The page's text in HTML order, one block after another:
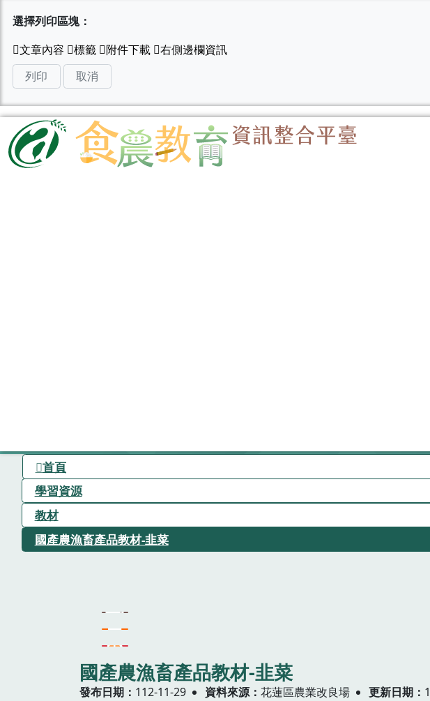
選擇列印區塊：
列印 取消
首頁
學習資源
教材
國產農漁畜產品教材-韭菜
國產農漁畜產品教材-韭菜
發布日期 112-11-29 資料來源 花蓮區農業改良場 更新日期